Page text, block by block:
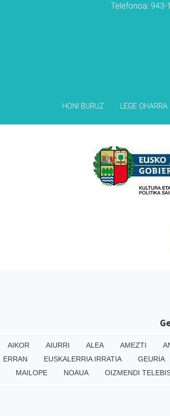
Telefonoa: 943-
HONI BURUZ LEGE OHARRA
AIKOR AIURRI ALEA AMEZTI
ERRAN EUSKALERRIA IRRATIA GEURIA
MAILOPE NOAUA OIZMENDI